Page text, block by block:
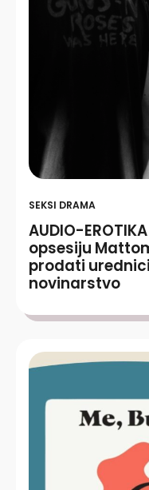
SEKSI DRAMA
AUDIO-
opsesiju
prodati
novinarstvo